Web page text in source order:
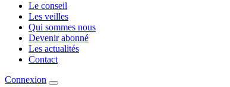
Le conseil
Les veilles
Qui sommes nous
Devenir abonné
Les actualités
Contact
Connexion